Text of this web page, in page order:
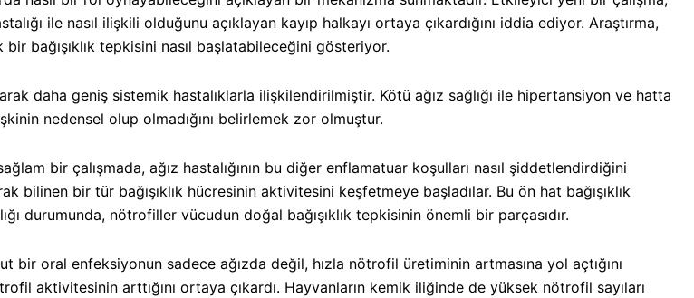
ile nasıl ilişkili olduğunu açıklayan kayıp halkayı ortaya çıkardığını iddia ediyor. Araştırma,
bağışıklık tepkisini nasıl başlatabileceğini gösteriyor.
geniş sistemik hastalıklarla ilişkilendirilmiştir. Kötü ağız sağlığı ile hipertansiyon ve hatta
nedensel olup olmadığını belirlemek zor olmuştur.
bir çalışmada, ağız hastalığının bu diğer enflamatuar koşulları nasıl şiddetlendirdiğini
bilinen bir tür bağışıklık hücresinin aktivitesini keşfetmeye başladılar. Bu ön hat bağışıklık
durumunda, nötrofiller vücudun doğal bağışıklık tepkisinin önemli bir parçasıdır.
oral enfeksiyonun sadece ağızda değil, hızla nötrofil üretiminin artmasına yol açtığını
aktivitesinin arttığını ortaya çıkardı. Hayvanların kemik iliğinde de yüksek nötrofil sayıları